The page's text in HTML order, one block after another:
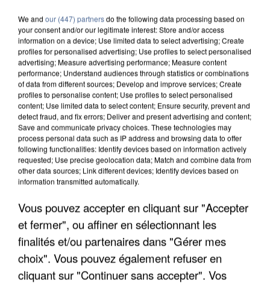
APRÈS TOUTES CES CANICULES, LES REFUGES
DE FAUNE SAUVAGE SONT...
We and our (447) partnersdo the following data processing based on
your consent and/or our legitimate interest: Store and/or access
information on a device; Use limited data to select advertising; Create
profiles for personalised advertising; Use profiles to select personalised
advertising; Measure advertising performance; Measure content
performance; Understand audiences through statistics or combinations
of data from different sources; Develop and improve services; Create
profiles to personalise content; Use profiles to select personalised
content; Use limited data to select content; Ensure security, prevent and
detect fraud, and fix errors; Deliver and present advertising and content;
Save and communicate privacy choices. These technologies may
process personal data such as IP address and browsing data to offer
following functionalities: Identify devices based on information actively
requested; Use precise geolocation data; Match and combine data from
other data sources; Link different devices; Identify devices based on
information transmitted automatically.
Vous pouvez accepter en cliquant sur "Accepter
et fermer", ou affiner en sélectionnant les
finalités et/ou partenaires dans "Gérer mes
choix". Vous pouvez également refuser en
cliquant sur "Continuer sans accepter". Vos